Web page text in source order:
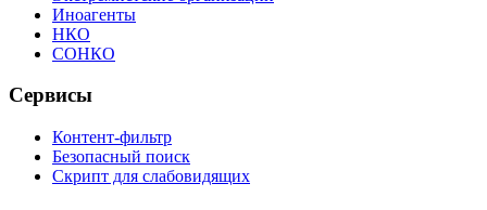
Иноагенты
НКО
СОНКО
Сервисы
Контент-фильтр
Безопасный поиск
Скрипт для слабовидящих